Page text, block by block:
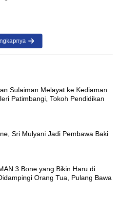
Sulaiman Melayat ke Kediaman
Patimbangi, Tokoh Pendidikan
Sri Mulyani Jadi Pembawa Baki
3 Bone yang Bikin Haru di
Orang Tua, Pulang Bawa